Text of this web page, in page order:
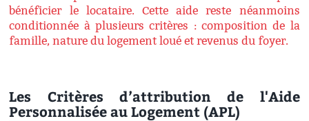
bénéficier le locataire. Cette aide reste néanmoins
conditionnée à plusieurs critères : composition de la
famille, nature du logement loué et revenus du foyer.
Les Critères d’attribution de l'Aide
Personnalisée au Logement (APL)